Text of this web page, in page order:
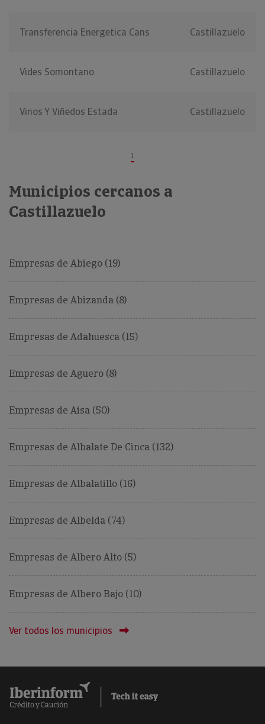
Transferencia Energetica Cans Castillazuelo
Vides Somontano Castillazuelo
Vinos Y Viñedos Estada Castillazuelo
1
Municipios cercanos a
Castillazuelo
Empresas de Abiego (19)
Empresas de Abizanda (8)
Empresas de Adahuesca (15)
Empresas de Aguero (8)
Empresas de Aisa (50)
Empresas de Albalate De Cinca (132)
Empresas de Albalatillo (16)
Empresas de Albelda (74)
Empresas de Albero Alto (5)
Empresas de Albero Bajo (10)
Ver todos los municipios